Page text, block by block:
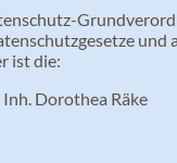
und
ist die:
Dorothea Räke